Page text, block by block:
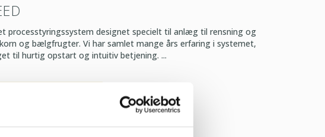
processtyringssystem designet specielt til anlæg til rensning og
og bælgfrugter. Vi har samlet mange års erfaring i systemet,
til hurtig opstart og intuitiv betjening. ...